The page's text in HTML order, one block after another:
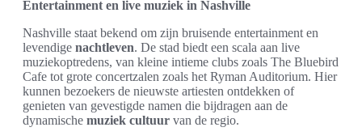
Entertainment en live muziek in Nashville
Nashville staat bekend om zijn bruisende entertainment en
levendige nachtleven. De stad biedt een scala aan live
muziekoptredens, van kleine intieme clubs zoals The Bluebird
Cafe tot grote concertzalen zoals het Ryman Auditorium. Hier
kunnen bezoekers de nieuwste artiesten ontdekken of
genieten van gevestigde namen die bijdragen aan de
dynamische muziek cultuur van de regio.